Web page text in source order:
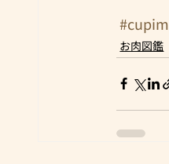
#cupim
お肉図鑑